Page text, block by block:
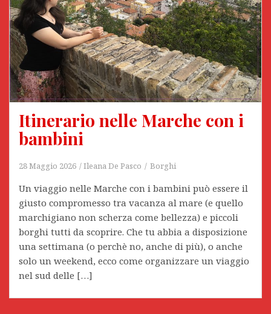
Itinerario nelle Marche con i
bambini
28 Maggio 2026 Ileana De Pasco Borghi
Un viaggio nelle Marche con i bambini può essere il
giusto compromesso tra vacanza al mare (e quello
marchigiano non scherza come bellezza) e piccoli
borghi tutti da scoprire. Che tu abbia a disposizione
una settimana (o perchè no, anche di più), o anche
solo un weekend, ecco come organizzare un viaggio
nel sud delle […]